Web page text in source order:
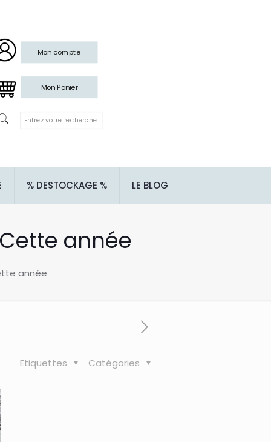
Mon compte
Mon Panier
% DESTOCKAGE % LE BLOG
année
année
Catégories
Etiquettes